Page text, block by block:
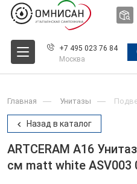
+7 495 023 76 84
Москва
Главная Унитазы
Назад в каталог
ARTCERAM A16
см matt white ASV003